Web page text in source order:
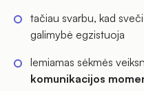
tačiau svarbu, kad
galimybė egzistuoja
lemiamas sėkmės
komunikacijos